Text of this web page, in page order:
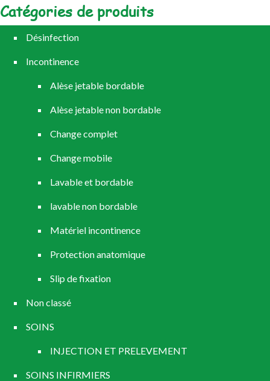
Catégories de produits
Désinfection
Incontinence
Alèse jetable bordable
Alèse jetable non bordable
Change complet
Change mobile
Lavable et bordable
lavable non bordable
Matériel incontinence
Protection anatomique
Slip de fixation
Non classé
SOINS
INJECTION ET PRELEVEMENT
SOINS INFIRMIERS